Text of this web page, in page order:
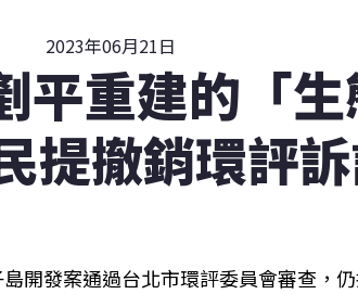
2023年06月21日
平重建的「
提撤銷環評
開發案通過台北市環評委員會審查，